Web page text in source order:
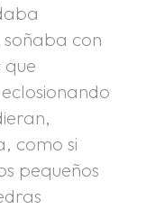
con
que
como si
pequeños